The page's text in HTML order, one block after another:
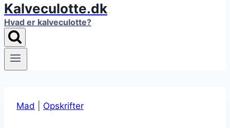
Kalveculotte.dk
Hvad er kalveculotte?
Mad Opskrifter